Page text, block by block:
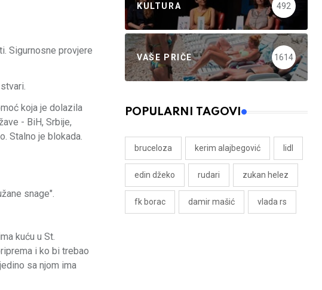
Sigurnosne provjere
koja je dolazila
- BiH, Srbije,
Stalno je blokada.
snage".
kuću u St.
i ko bi trebao
sa njom ima
KULTURA 492
VAŠE PRIČE 1614
POPULARNI TAGOVI
bruceloza kerim alajbegović lidl
edin džeko rudari zukan helez
fk borac damir mašić vlada rs